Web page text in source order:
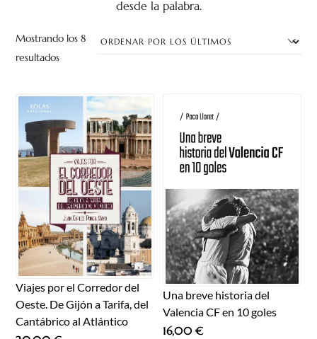
desde la palabra.
Mostrando los 8
resultadosOrdenado
los
últimos
Viajes por el Corredor del
Oeste. De Gijón a Tarifa, del
Cantábrico al Atlántico
Una breve historia del
Valencia CF en 10 goles
16,00€